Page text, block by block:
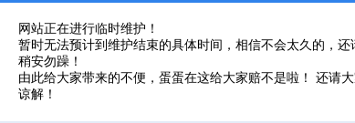
网站正在进行临时维护！
暂时无法预计到维护结束的具体时间，相信不会太久的，还
稍安勿躁！
由此给大家带来的不便，蛋蛋在这给大家赔不是啦！ 还请
谅解！